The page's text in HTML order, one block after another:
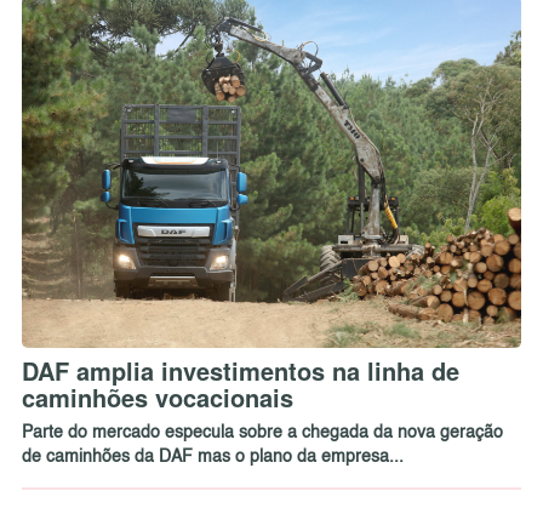
DAF amplia investimentos na linha de
caminhões vocacionais
Parte do mercado especula sobre a chegada da nova geração
de caminhões da DAF mas o plano da empresa...